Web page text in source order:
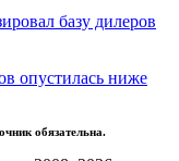
базу дилеров
опустилась ниже
обязательна.